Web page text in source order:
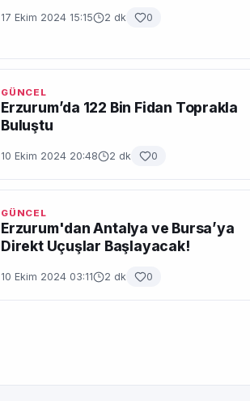
17 Ekim 2024 15:15 2 dk 0
GÜNCEL
Erzurum’da 122 Bin Fidan Toprakla
Buluştu
10 Ekim 2024 20:48 2 dk 0
GÜNCEL
Erzurum'dan Antalya ve Bursa’ya
Direkt Uçuşlar Başlayacak!
10 Ekim 2024 03:11 2 dk 0